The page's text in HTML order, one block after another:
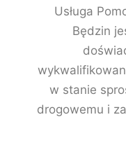
Usługa
Będzin
w stanie
drogowemu i